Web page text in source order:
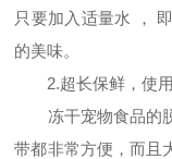
只要加入适量水 ，
的美味。
2.超长保鲜，使
冻干宠物食品的脱
带都非常方便，而且